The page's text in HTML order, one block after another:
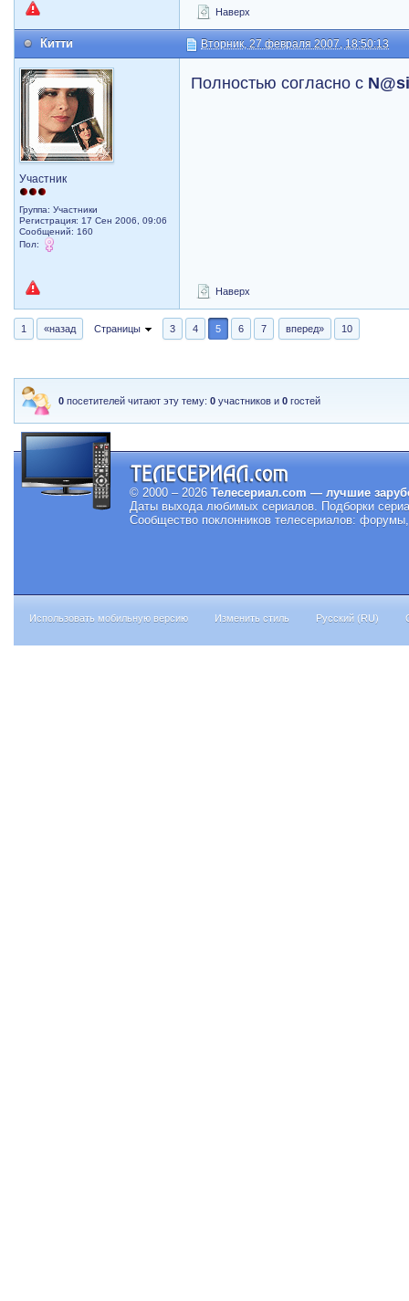
Наверх
Китти Вторник, 27 февраля 2007, 18:50:13
Участник
Группа: Участники
Регистрация: 17 Сен 2006, 09:06
Сообщений: 160
Пол:
Полностью согласно с
Наверх
1 «назад Страницы 3 4 5 6 7 вперед» 10
0 посетителей читают эту тему:0 участников и0 гостей
© 2000 – 2026 Телесериал.com — лучшие
Даты выхода любимых сериалов. Подборки
Сообщество поклонников телесериалов:
Использовать мобильную версию Изменить стиль Русский (RU)